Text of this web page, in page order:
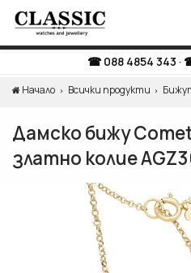
088 4854 343 ·
Начало Всички продукти
Дамско бижу
златно колие